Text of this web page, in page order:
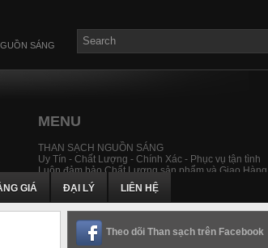
SÁNG
MENU
THAN SẠCH NGUỒN SÁNG
Uy Tín - Chất Lượng - Chính Xác - Phục vụ tận tình
Luôn đảm bảo Chất Lượng sản phẩm và Giao
GIÁ ĐẠI LÝ LIÊN HỆ
Theo dõi Than sạch trên Facebook